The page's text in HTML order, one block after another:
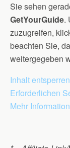
Sie sehen
GetYourGuide.
zuzugreifen,
beachten Sie,
weitergegeben
Inhalt entsperren
Erforderlichen
Mehr